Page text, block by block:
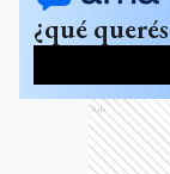
¿qué
Ads